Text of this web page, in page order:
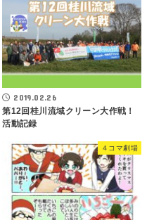
2019.02.26
第12回桂川流域クリーン大作戦！
活動記録
４コマ劇場